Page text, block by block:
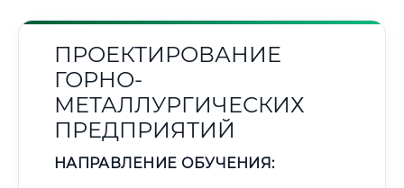
ПРОЕКТИРОВАНИЕ
ГОРНО-
МЕТАЛЛУРГИЧЕСКИХ
ПРЕДПРИЯТИЙ
НАПРАВЛЕНИЕ ОБУЧЕНИЯ: